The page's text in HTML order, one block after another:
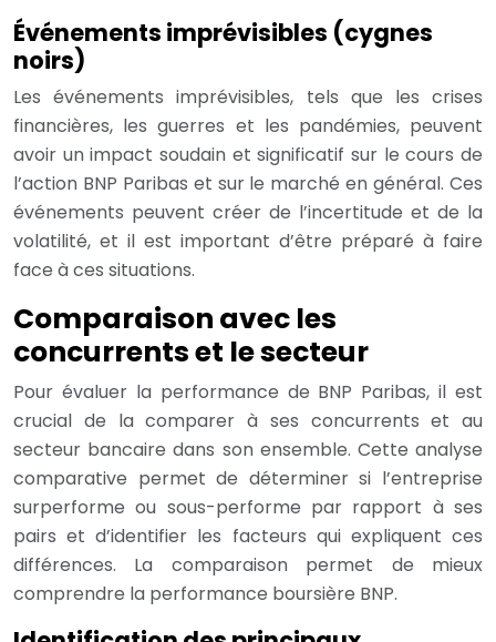
Événements imprévisibles (cygnes
noirs)
Les événements imprévisibles, tels que les crises
financières, les guerres et les pandémies, peuvent
avoir un impact soudain et significatif sur le cours de
l’action BNP Paribas et sur le marché en général. Ces
événements peuvent créer de l’incertitude et de la
volatilité, et il est important d’être préparé à faire
face à ces situations.
Comparaison avec les
concurrents et le secteur
Pour évaluer la performance de BNP Paribas, il est
crucial de la comparer à ses concurrents et au
secteur bancaire dans son ensemble. Cette analyse
comparative permet de déterminer si l’entreprise
surperforme ou sous-performe par rapport à ses
pairs et d’identifier les facteurs qui expliquent ces
différences. La comparaison permet de mieux
comprendre la performance boursière BNP.